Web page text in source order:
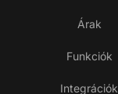
Árak
Funkciók
Integrációk